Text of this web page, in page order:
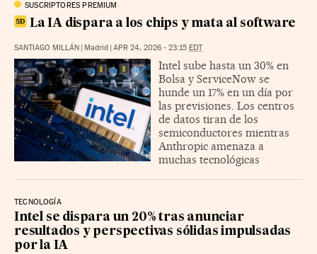
SUSCRIPTORES PREMIUM
La IA dispara a los chips y mata al software
SANTIAGO MILLÁN Madrid APR 24, 2026 - 23:15 EDT
Intel sube hasta un 30% en
Bolsa y ServiceNow se
hunde un 17% en un día por
las previsiones. Los centros
de datos tiran de los
semiconductores mientras
Anthropic amenaza a
muchas tecnológicas
TECNOLOGÍA
Intel se dispara un 20% tras anunciar
resultados y perspectivas sólidas impulsadas
por la IA